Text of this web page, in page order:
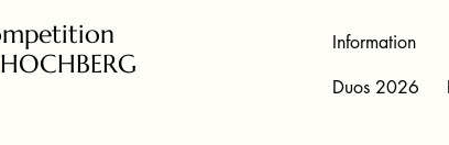
Information
Duos 2026